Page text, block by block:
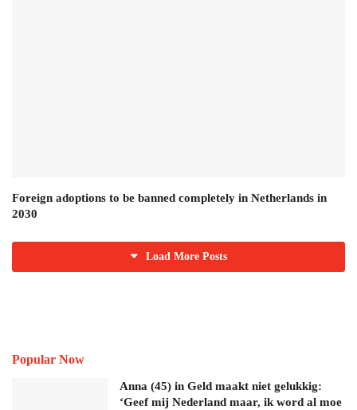
Foreign adoptions to be banned completely in Netherlands in
2030
Load More Posts
Popular Now
Anna (45) in Geld maakt niet gelukkig:
‘Geef mij Nederland maar, ik word al moe